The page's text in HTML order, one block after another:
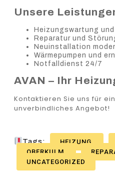
Unsere
Heizungswartung
Reparatur und
Neuinstallation
Wärmepumpen und
Notfalldienst 24/7
AVAN – Ihr
Kontaktieren Sie uns für
unverbindliches Angebot!
Tags: HEIZUNG
OBERKULM
UNCATEGORIZED